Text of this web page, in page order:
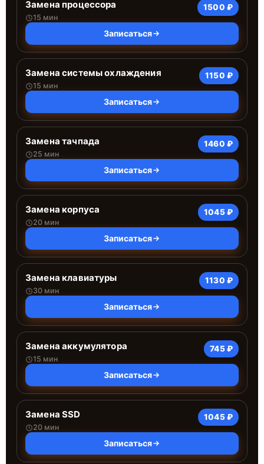
Замена процессора
15 мин
1500 ₽
Записаться
Замена системы охлаждения
15 мин
1150 ₽
Записаться
Замена тачпада
25 мин
1460 ₽
Записаться
Замена корпуса
20 мин
1045 ₽
Записаться
Замена клавиатуры
30 мин
1130 ₽
Записаться
Замена аккумулятора
15 мин
745 ₽
Записаться
Замена SSD
20 мин
1045 ₽
Записаться